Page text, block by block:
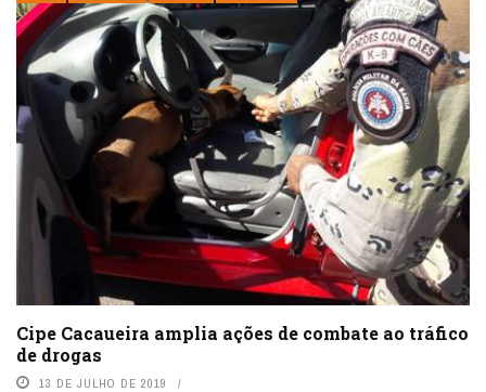
Cipe Cacaueira amplia ações de combate ao tráfico
de drogas
13 DE JULHO DE 2019